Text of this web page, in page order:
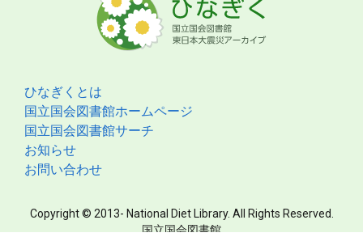
ひなぎくとは
国立国会図書館ホームページ
国立国会図書館サーチ
お知らせ
お問い合わせ
Copyright © 2013- National Diet Library. All Rights Reserved.